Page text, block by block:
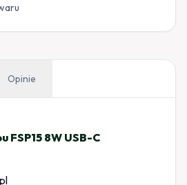
Opinie
FSP15 8W USB-C